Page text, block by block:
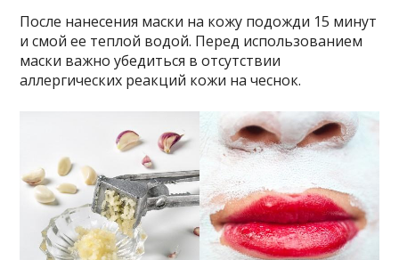
После нанесения маски на кожу подожди 15 минут
и смой ее теплой водой. Перед использованием
маски важно убедиться в отсутствии
аллергических реакций кожи на чеснок.